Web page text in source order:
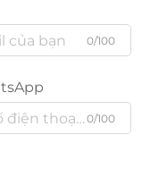
0/100
0/100